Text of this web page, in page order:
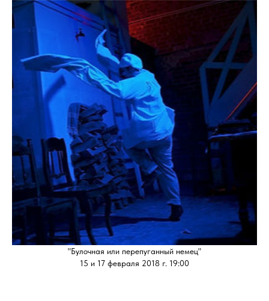
"Булочная или перепуганный немец"
15 и 17 февраля 2018 г. 19:00